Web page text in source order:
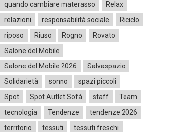
quando cambiare materasso
Relax
relazioni
responsabilità sociale
Riciclo
riposo
Riuso Rogno
Rovato
Salone del Mobile
Salone del Mobile 2026
Salvaspazio
Solidarietà
sonno
spazi piccoli
Spot
Spot Autlet Sofà staff
Team
tecnologia
Tendenze
tendenze 2026
territorio
tessuti
tessuti freschi